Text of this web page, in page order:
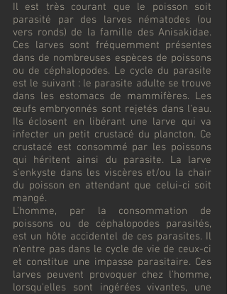
Il est très courant que le poisson soit
parasité par des larves nématodes (ou
vers ronds) de la famille des Anisakidae.
Ces larves sont fréquemment présentes
dans de nombreuses espèces de poissons
ou de céphalopodes. Le cycle du parasite
est le suivant : le parasite adulte se trouve
dans les estomacs de mammifères. Les
œufs embryonnés sont rejetés dans l'eau.
Ils éclosent en libérant une larve qui va
infecter un petit crustacé du plancton. Ce
crustacé est consommé par les poissons
qui héritent ainsi du parasite. La larve
s'enkyste dans les viscères et/ou la chair
du poisson en attendant que celui-ci soit
mangé.
L'homme, par la consommation de
poissons ou de céphalopodes parasités,
est un hôte accidentel de ces parasites. Il
n'entre pas dans le cycle de vie de ceux-ci
et constitue une impasse parasitaire. Ces
larves peuvent provoquer chez l'homme,
lorsqu'elles sont ingérées vivantes, une